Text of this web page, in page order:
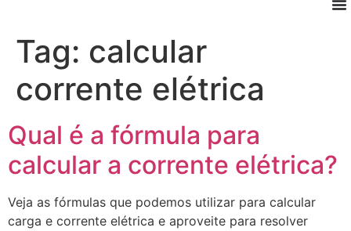
Tag: calcular
corrente elétrica
Qual é a fórmula para
calcular a corrente elétrica?
Veja as fórmulas que podemos utilizar para calcular
carga e corrente elétrica e aproveite para resolver